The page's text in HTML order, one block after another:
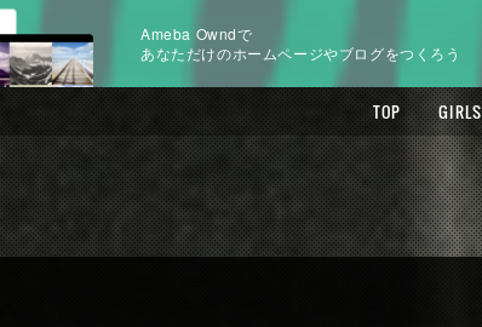
Ameba Owndで
あなただけのホームページやブログをつくろう
TOP GIRLS